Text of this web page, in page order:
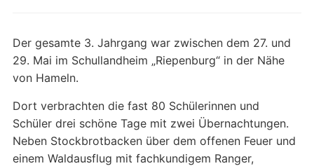
Der gesamte 3. Jahrgang war zwischen dem 27. und
29. Mai im Schullandheim „Riepenburg“ in der Nähe
von Hameln.
Dort verbrachten die fast 80 Schülerinnen und
Schüler drei schöne Tage mit zwei Übernachtungen.
Neben Stockbrotbacken über dem offenen Feuer und
einem Waldausflug mit fachkundigem Ranger,